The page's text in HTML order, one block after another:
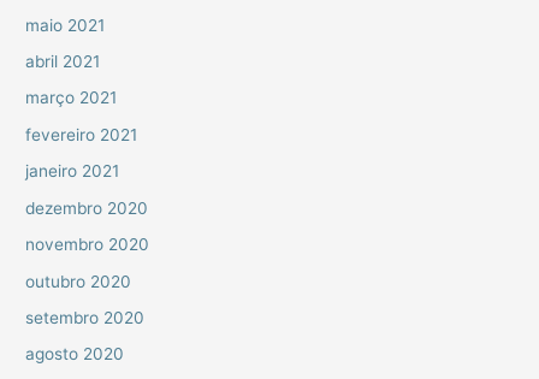
maio 2021
abril 2021
março 2021
fevereiro 2021
janeiro 2021
dezembro 2020
novembro 2020
outubro 2020
setembro 2020
agosto 2020